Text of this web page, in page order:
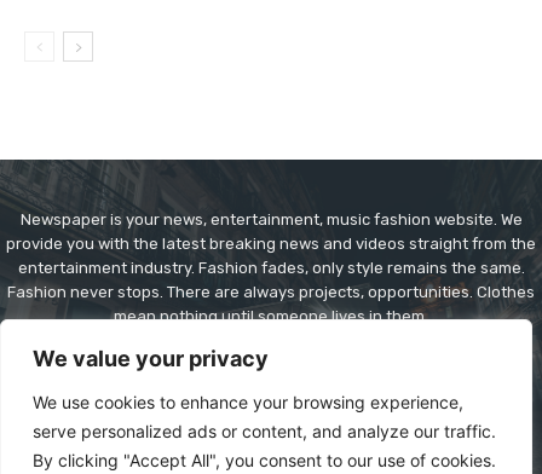
We value your privacy
We use cookies to enhance your browsing experience,
serve personalized ads or content, and analyze our traffic.
By clicking "Accept All", you consent to our use of cookies.
Newspaper is your news, entertainment, music fashion website. We
provide you with the latest breaking news and videos straight from the
entertainment industry. Fashion fades, only style remains the same.
Fashion never stops. There are always projects, opportunities. Clothes
mean nothing until someone lives in them.
Contact us:contact@yoursite.com